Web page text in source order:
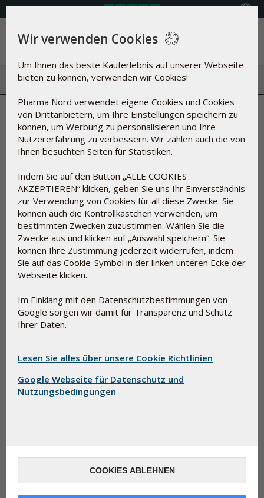
Menü
Übersicht der Hilfsstoffe
Was steckt in unseren Produkten?
Bei der Herstellung von Nahrungsergänzungsmitteln und
Arzneimitteln kann nicht immer auf Hilfsstoffe verzichtet
werden.
Hilfsstoffe dienen unter anderem dazu, die Wirkstoffe in
Tabletten und Kapseln zusammenzuhalten, sie vor
Einwirkung durch Luftsauerstoff, durch Mikroorganismen und
vor UV-Strahlung zu schützen, die Konsistenz zu regulieren,
den Geschmack zu verbessern, sie schluckfreundlicher zu
einladend aussehen zu lassen.
Hilfsstoffe und E-Nummern sind nicht unbedingt
gleichbedeutend mit synthetischer Chemie. Einige Beispiele
von Lebensmitteln ist, und Pektin (E-440), das
Wir verwenden Cookies
Um Ihnen das beste Kauferlebnis auf unserer Webseite
bieten zu können, verwenden wir Cookies!
Pharma Nord verwendet eigene Cookies und Cookies
von Drittanbietern, um Ihre Einstellungen speichern zu
können, um Werbung zu personalisieren und Ihre
Nutzererfahrung zu verbessern. Wir zählen auch die von
Ihnen besuchten Seiten für Statistiken.
Indem Sie auf den Button „ALLE COOKIES
AKZEPTIEREN“ klicken, geben Sie uns Ihr Einverständnis
zur Verwendung von Cookies für all diese Zwecke. Sie
können auch die Kontrollkästchen verwenden, um
bestimmten Zwecken zuzustimmen. Wählen Sie die
Zwecke aus und klicken auf „Auswahl speichern“. Sie
können Ihre Zustimmung jederzeit widerrufen, indem
Sie auf das Cookie-Symbol in der linken unteren Ecke der
Webseite klicken.
Im Einklang mit den Datenschutzbestimmungen von
Google sorgen wir damit für Transparenz und Schutz
Ihrer Daten.
Lesen Sie alles über unsere Cookie Richtlinien
Google Webseite für Datenschutz und
Nutzungsbedingungen
COOKIES ABLEHNEN